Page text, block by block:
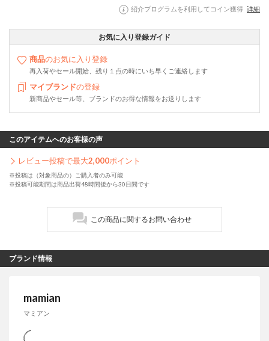
紹介プログラムを利用してコイン獲得 詳細
お気に入り登録ガイド
商品のお気に入り登録
再入荷やセール開始、残り１点の時にいち早くご連絡します
マイブランドの登録
新商品やセール等、ブランドのお得な情報をお送りします
このアイテムへのお客様の声
レビュー投稿で最大2,000ポイント
※投稿は（対象商品の）ご購入者のみ可能
※投稿可能期間は商品出荷48時間後から30日間です
この商品に関するお問い合わせ
ブランド情報
mamian
マミアン